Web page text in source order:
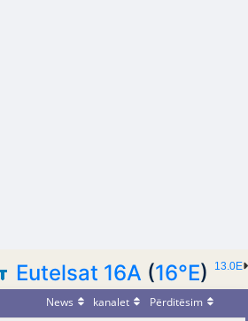
13.0E
Eutelsat 16A (16°E)
News kanalet
Përditësim